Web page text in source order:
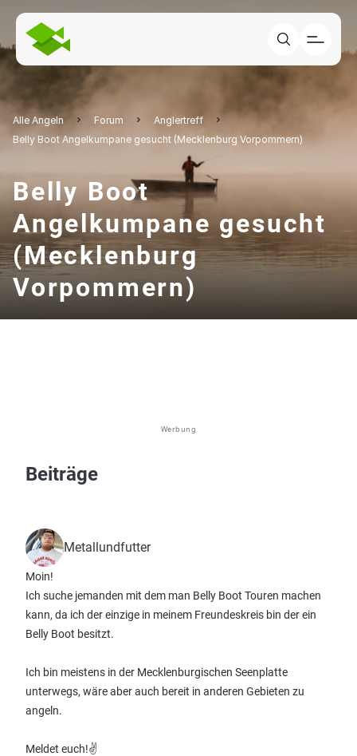
Alle Angeln Forum
Anglertreff
Belly Boot Angelkumpane gesucht (Mecklenburg Vorpommern)
Belly Boot
Angelkumpane gesucht
(Mecklenburg
Vorpommern)
Werbung
Beiträge
Metallundfutter
Moin!
Ich suche jemanden mit dem man Belly Boot Touren machen
kann, da ich der einzige in meinem Freundeskreis bin der ein
Belly Boot besitzt.
Ich bin meistens in der Mecklenburgischen Seenplatte
unterwegs, wäre aber auch bereit in anderen Gebieten zu
angeln.
Meldet euch!✌️